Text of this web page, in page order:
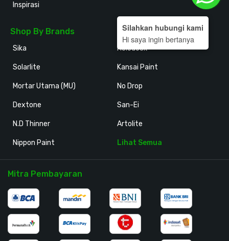
Inspirasi
Shop By Brands
Sika
Solarlite
Mortar Utama (MU)
Dextone
N.D Thinner
Nippon Paint
Holodeck
Kansai Paint
No Drop
San-Ei
Artolite
Lihat Semua
Mitra Pembayaran
Silahkan hubungi kami
Hi saya ingin bertanya